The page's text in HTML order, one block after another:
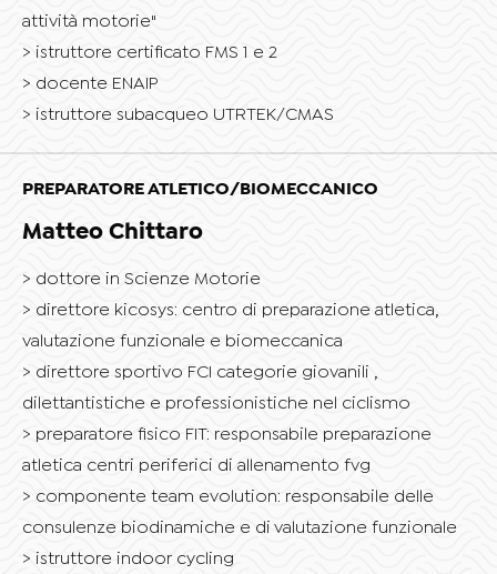
attività motorie"
istruttore certificato FMS 1 e 2
docente ENAIP
istruttore subacqueo UTRTEK/CMAS
PREPARATORE ATLETICO/BIOMECCANICO
Matteo Chittaro
dottore in Scienze Motorie
direttore kicosys: centro di preparazione atletica,
valutazione funzionale e biomeccanica
direttore sportivo FCI categorie giovanili ,
dilettantistiche e professionistiche nel ciclismo
preparatore fisico FIT: responsabile preparazione
atletica centri periferici di allenamento fvg
componente team evolution: responsabile delle
consulenze biodinamiche e di valutazione funzionale
istruttore indoor cycling